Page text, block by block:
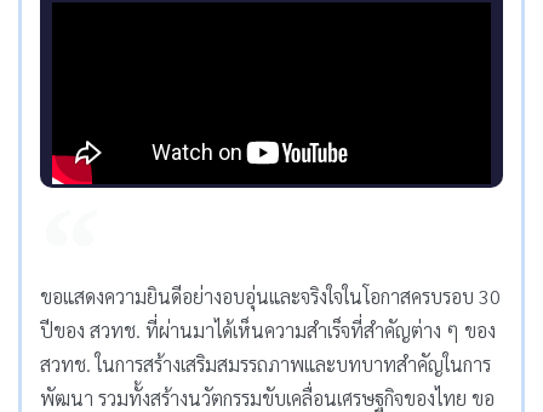
ขอแสดงความยินดีอย่างอบอุ่นและจริงใจในโอกาสครบรอบ 30
ปีของ สวทช. ที่ผ่านมาได้เห็นความสำเร็จที่สำคัญต่าง ๆ ของ
สวทช. ในการสร้างเสริมสมรรถภาพและบทบาทสำคัญในการ
พัฒนา รวมทั้งสร้างนวัตกรรมขับเคลื่อนเศรษฐกิจของไทย ขอ